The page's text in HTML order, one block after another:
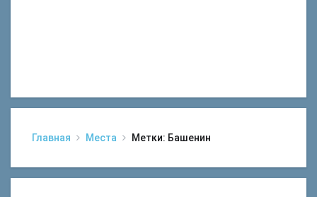
Главная Места Метки: Башенин